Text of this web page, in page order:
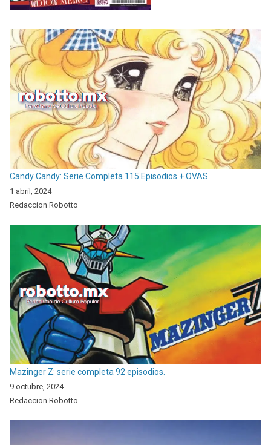
Candy Candy: Serie Completa 115 Episodios + OVAS
1 abril, 2024
Redaccion Robotto
Mazinger Z: serie completa 92 episodios.
9 octubre, 2024
Redaccion Robotto